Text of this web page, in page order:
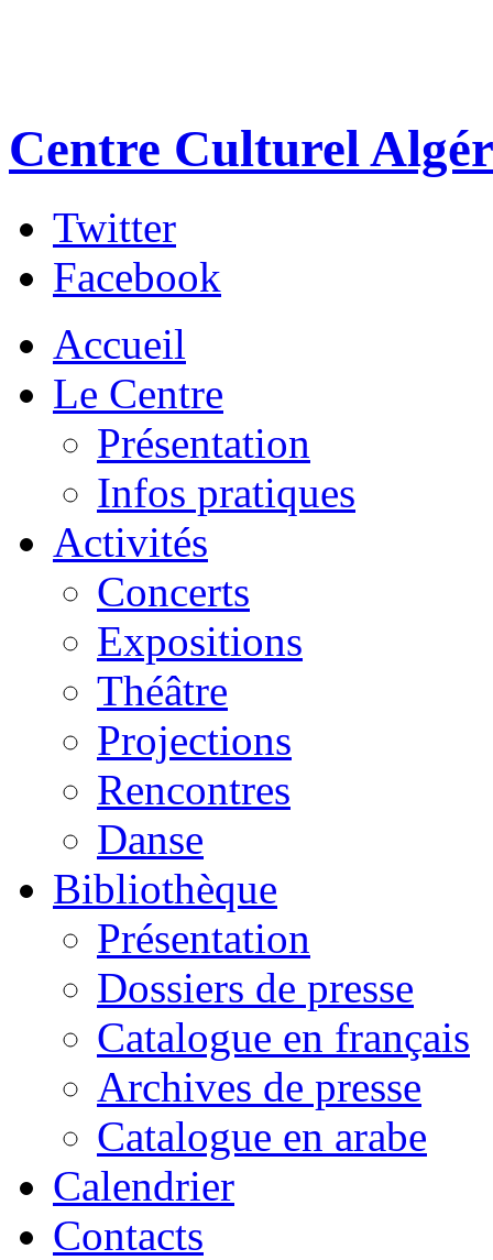
Centre Culturel
Twitter
Facebook
Accueil
Le Centre
Présentation
Infos pratiques
Activités
Concerts
Expositions
Théâtre
Projections
Rencontres
Danse
Bibliothèque
Présentation
Dossiers de presse
Catalogue en français
Archives de presse
Catalogue en arabe
Calendrier
Contacts